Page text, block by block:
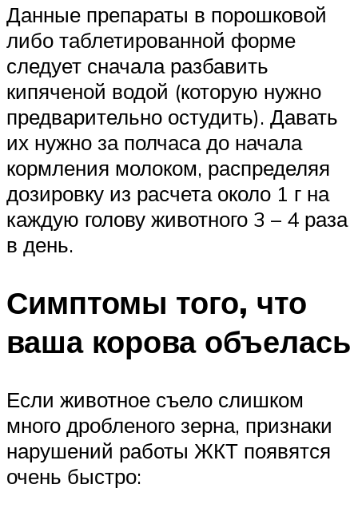
Данные препараты в порошковой
либо таблетированной форме
следует сначала разбавить
кипяченой водой (которую нужно
предварительно остудить). Давать
их нужно за полчаса до начала
кормления молоком, распределяя
дозировку из расчета около 1 г на
каждую голову животного 3 – 4 раза
в день.
Симптомы того, что
ваша корова объелась
Если животное съело слишком
много дробленого зерна, признаки
нарушений работы ЖКТ появятся
очень быстро: